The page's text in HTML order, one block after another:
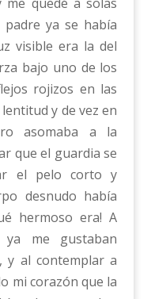
padre ya se había
visible era la del
bajo uno de los
rojizos en las
y de vez en
asomaba a la
que el guardia se
el pelo corto y
desnudo había
hermoso era! A
me gustaban
y al contemplar a
mi corazón que la